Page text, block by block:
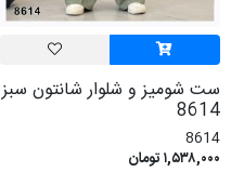
ست شومیز و شلوار شانتون سبز
8614
8614
۱,۵۳۸,۰۰۰ تومان